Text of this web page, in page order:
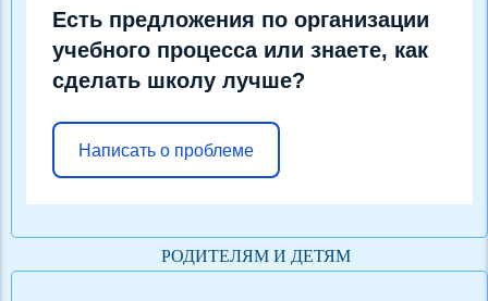
Есть предложения по организации
учебного процесса или знаете, как
сделать школу лучше?
Написать о проблеме
РОДИТЕЛЯМ И ДЕТЯМ